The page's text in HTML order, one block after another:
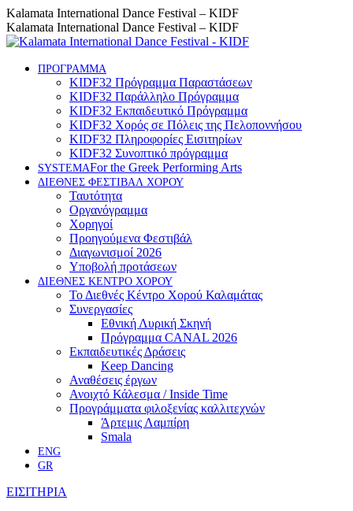
Skip
to
content
Instagram
page
opens
new
Facebook
page
opens
new
YouTube
page
opens
new
Kalamata International Dance Festival – KIDF
Kalamata International Dance Festival – KIDF
ΠΡΟΓΡΑΜΜΑ
KIDF32 Πρόγραμμα Παραστάσεων
KIDF32 Παράλληλο Πρόγραμμα
KIDF32 Εκπαιδευτικό Πρόγραμμα
KIDF32 Χορός σε Πόλεις της Πελοποννήσου
KIDF32 Πληροφορίες Εισιτηρίων
KIDF32 Συνοπτικό πρόγραμμα
SYSTEMAFor the Greek Performing Arts
ΔΙΕΘΝΕΣ ΦΕΣΤΙΒΑΛ ΧΟΡΟΥ
Ταυτότητα
Οργανόγραμμα
Χορηγοί
Προηγούμενα Φεστιβάλ
Διαγωνισμοί 2026
Υποβολή προτάσεων
ΔΙΕΘΝΕΣ ΚΕΝΤΡΟ ΧΟΡΟΥ
Το Διεθνές Κέντρο Χορού Καλαμάτας
Συνεργασίες
Εθνική Λυρική Σκηνή
Πρόγραμμα CANAL 2026
Εκπαιδευτικές Δράσεις
Keep Dancing
Αναθέσεις έργων
Ανοιχτό Κάλεσμα / Inside Time
Προγράμματα φιλοξενίας καλλιτεχνών
Άρτεμις Λαμπίρη
Smala
ENG
GR
ΕΙΣΙΤΗΡΙΑ